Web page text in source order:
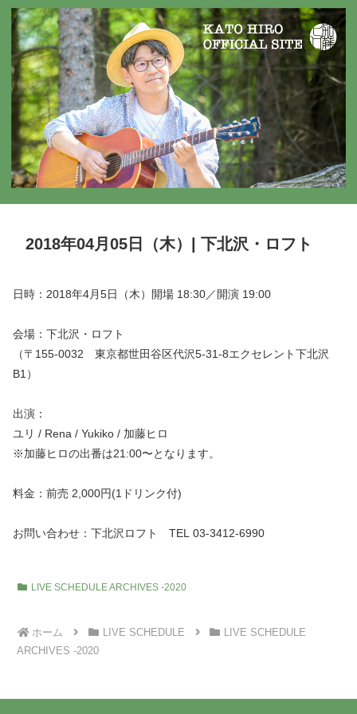
2018年04月05日（木）| 下北沢・ロフト
日時：2018年4月5日（木）開場 18:30／開演 19:00
会場：下北沢・ロフト
（〒155-0032 東京都世田谷区代沢5-31-8エクセレント下北沢
B1）
出演：
ユリ / Rena / Yukiko / 加藤ヒロ
※加藤ヒロの出番は21:00〜となります。
料金：前売 2,000円(1ドリンク付)
お問い合わせ：下北沢ロフト TEL 03-3412-6990
LIVE SCHEDULE ARCHIVES -2020
ホーム LIVE SCHEDULE
LIVE SCHEDULE
ARCHIVES -2020